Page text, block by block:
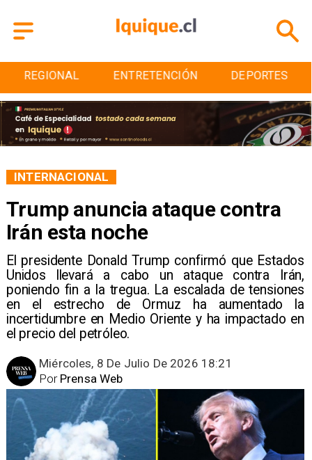
ENTRETENCIÓN DEPORTES CULTURA
Trump anuncia ataque contra
Irán esta noche
El presidente Donald Trump confirmó que Estados
Unidos llevará a cabo un ataque contra Irán,
poniendo fin a la tregua. La escalada de tensiones
en el estrecho de Ormuz ha aumentado la
incertidumbre en Medio Oriente y ha impactado en
el precio del petróleo.
INTERNACIONAL
Miércoles, 8 De Julio De 2026 18:21
Prensa Web
Por